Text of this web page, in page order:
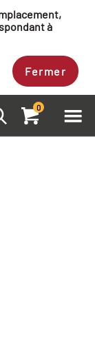
à
Fermer
0